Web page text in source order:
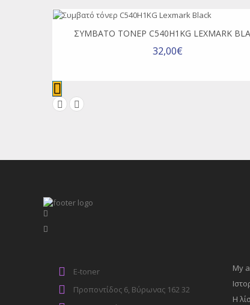
ΣΥΜΒΑΤΌ ΤΌΝΕΡ C540H1KG LEXMARK
32,00€
E-toner
Προποντίδος 6, Βύρωνας 162 32
My
Η